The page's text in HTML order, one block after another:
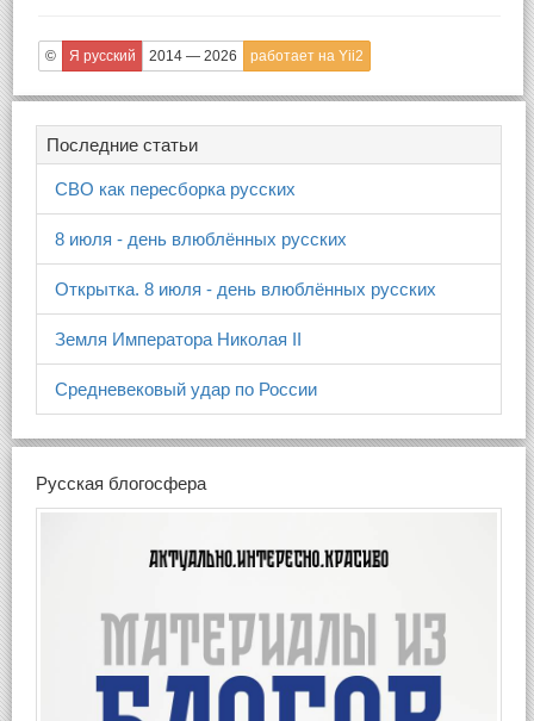
© Я русский 2014 — 2026 работает на Yii2
Последние статьи
СВО как пересборка русских
8 июля - день влюблённых русских
Открытка. 8 июля - день влюблённых русских
Земля Императора Николая II
Средневековый удар по России
Русская блогосфера